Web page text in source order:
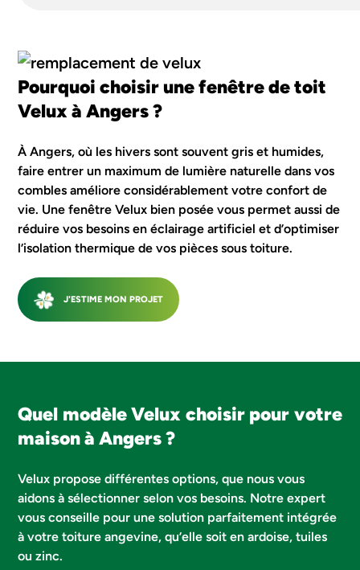
Pourquoi choisir une fenêtre de toit
Velux à Angers ?
À Angers, où les hivers sont souvent gris et humides,
faire entrer un maximum de lumière naturelle dans vos
combles améliore considérablement votre confort de
vie. Une fenêtre Velux bien posée vous permet aussi de
réduire vos besoins en éclairage artificiel et d’optimiser
l’isolation thermique de vos pièces sous toiture.
J'ESTIME MON PROJET
Quel modèle Velux choisir pour votre
maison à Angers ?
Velux propose différentes options, que nous vous
aidons à sélectionner selon vos besoins. Notre expert
vous conseille pour une solution parfaitement intégrée
à votre toiture angevine, qu’elle soit en ardoise, tuiles
ou zinc.